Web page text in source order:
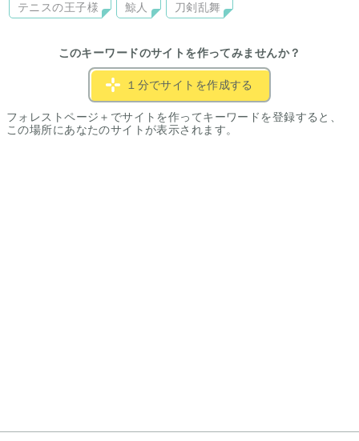
テニスの王子様 鯨人 刀剣乱舞
このキーワードのサイトを作ってみませんか？
１分でサイトを作成する
フォレストページ＋でサイトを作ってキーワードを登録すると、
この場所にあなたのサイトが表示されます。